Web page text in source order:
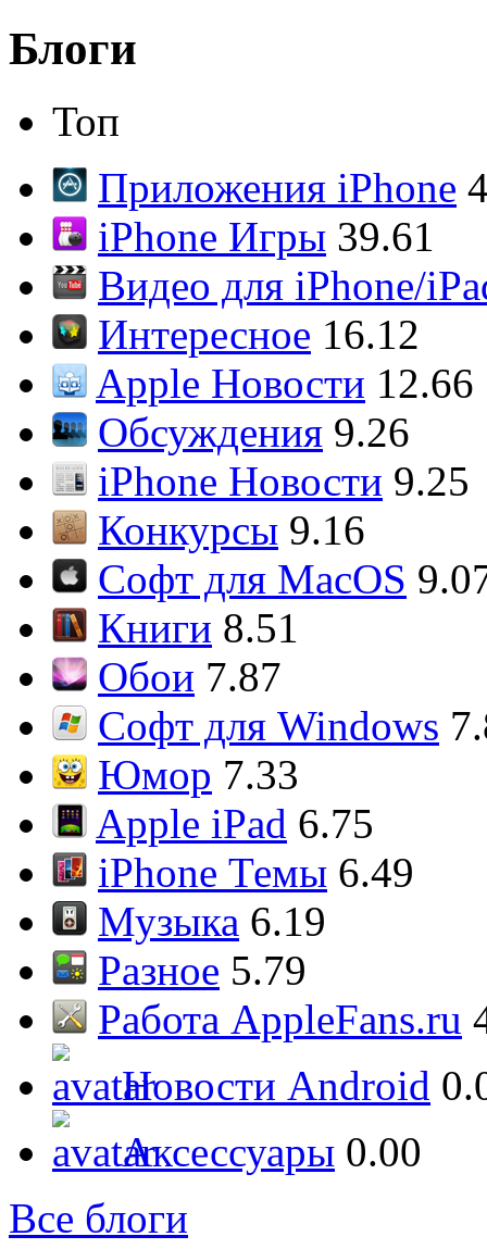
Блоги
Топ
Приложения iPhone
iPhone Игры 39.61
Видео для iPhone/
Интересное 16.12
Apple Новости 12.66
Обсуждения 9.26
iPhone Новости 9.25
Конкурсы 9.16
Софт для MacOS
Книги 8.51
Обои 7.87
Софт для Windows
Юмор 7.33
Apple iPad 6.75
iPhone Темы 6.49
Музыка 6.19
Разное 5.79
Работа AppleFans.ru
Новости Android
Аксессуары 0.00
Все блоги